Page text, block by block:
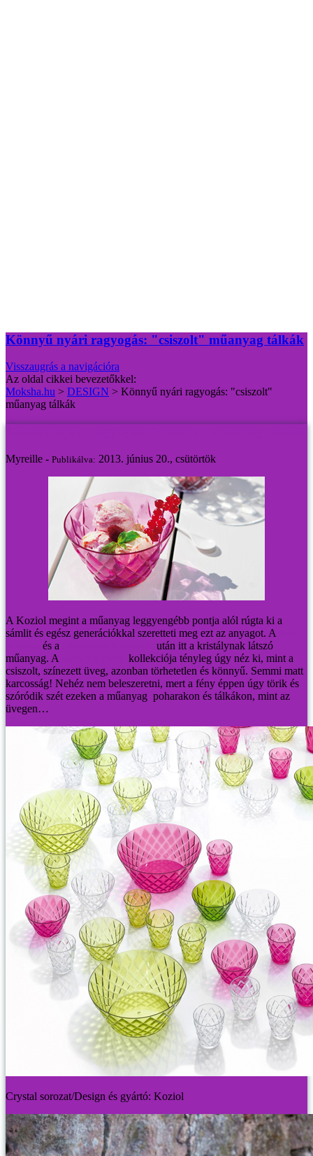
Könnyű nyári ragyogás: "csiszolt" műanyag tálkák
Visszaugrás a navigációra
Az oldal cikkei bevezetőkkel:
Moksha.hu > DESIGN > Könnyű nyári ragyogás: "csiszolt"
műanyag tálkák
Myreille - Publikálva: 2013. június 20., csütörtök
A Koziol megint a műanyag leggyengébb pontja alól rúgta ki a
sámlit és egész generációkkal szeretteti meg ezt az anyagot. A
és a
után itt a kristálynak látszó
műanyag. A
kollekciója tényleg úgy néz ki, mint a
csiszolt, színezett üveg, azonban törhetetlen és könnyű. Semmi matt
karcosság! Nehéz nem beleszeretni, mert a fény éppen úgy törik és
szóródik szét ezeken a műanyag poharakon és tálkákon, mint az
üvegen…
Crystal sorozat/Design és gyártó: Koziol